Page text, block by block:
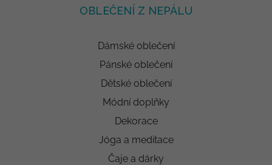
OBLEČENÍ Z NEPÁLU
Dámské oblečení
Pánské oblečení
Dětské oblečení
Módní doplňky
Dekorace
Jóga a meditace
Čaje a dárky